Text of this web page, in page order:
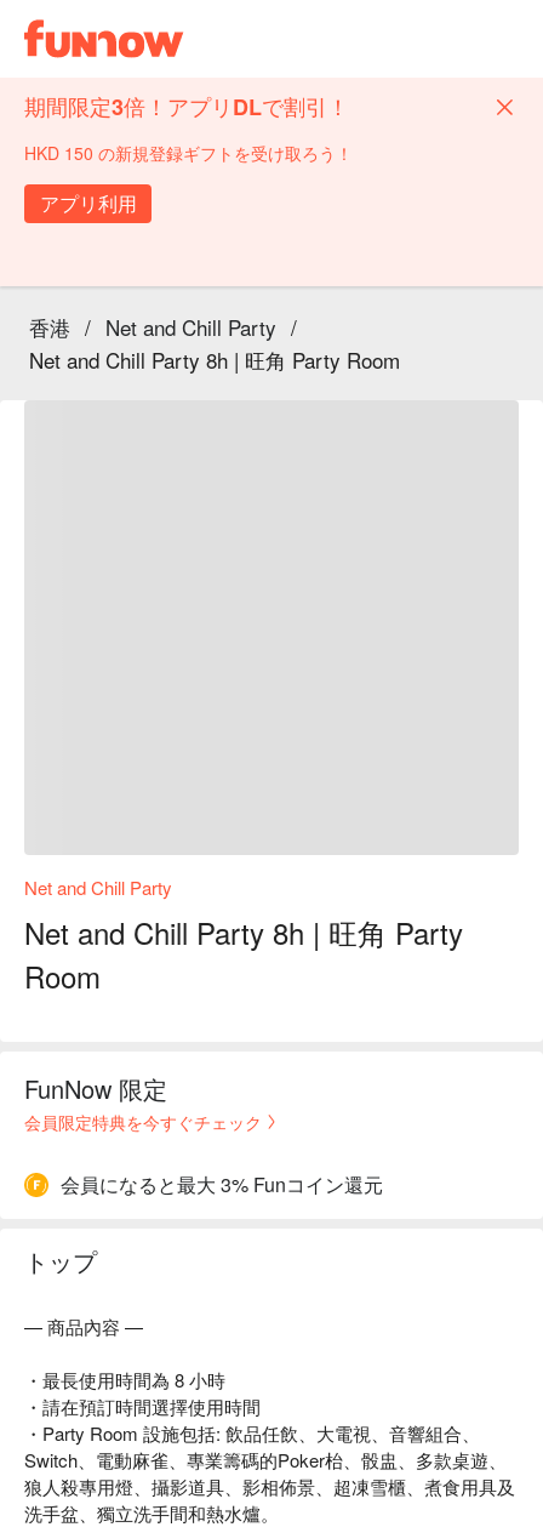
期間限定3倍！アプリDLで割引！
HKD 150 の新規登録ギフトを受け取ろう！
アプリ利用
香港 / Net and Chill Party /
Net and Chill Party 8h | 旺角 Party Room
Net and Chill Party
Net and Chill Party 8h | 旺角 Party
Room
FunNow 限定
会員限定特典を今すぐチェック
会員になると最大 3% Funコイン還元
トップ
— 商品內容 —
・最長使用時間為 8 小時
・請在預訂時間選擇使用時間
・Party Room 設施包括: 飲品任飲、大電視、音響組合、
Switch、電動麻雀、專業籌碼的Poker枱、骰盅、多款桌遊、
狼人殺專用燈、攝影道具、影相佈景、超凍雪櫃、煮食用具及
洗手盆、獨立洗手間和熱水爐。